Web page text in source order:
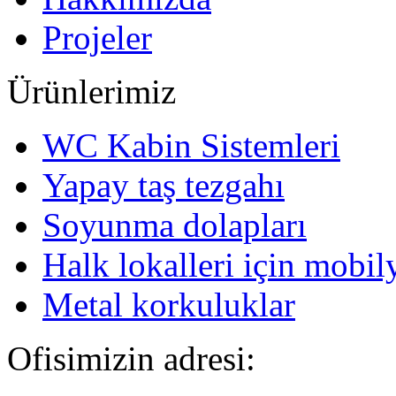
Projeler
Ürünlerimiz
WC Kabin Sistemleri
Yapay taş tezgahı
Soyunma dolapları
Halk lokalleri için
Metal korkuluklar
Ofisimizin adresi: